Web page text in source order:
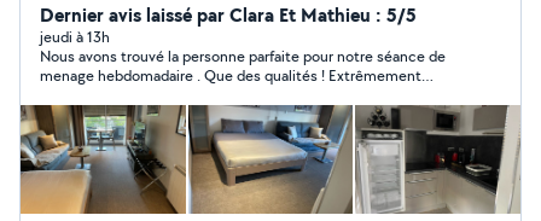
Chez le particulier - Bureaux, Airbnb - Fin de chantiers -
Remise en état de votre maison, appartement bureaux,
après déménagement, entrée et sortiée Je suis
disponible en semaine et le week-end. Mes tarifs: Chez
particuliers: 20. l'heure CESU 22 l'heure Bureaux 22
l'heure Airbnb 22 l'heure Fin de chantiers 3m2 plus voir
sur place l'état Remise en état: voir sur place l'état Si
vous avez besoin n'hésitez pas à me contacter, pour
plus d'informations À bientôt m!
Dernier avis laissé par Clara Et Mathieu : 5/5
jeudi à 13h
Nous avons trouvé la personne parfaite pour notre séance de
menage hebdomadaire . Que des qualités ! Extrêmement
heures , minutieuse , réactive , ponctuelle etc… Merci
beaucoup Ela !